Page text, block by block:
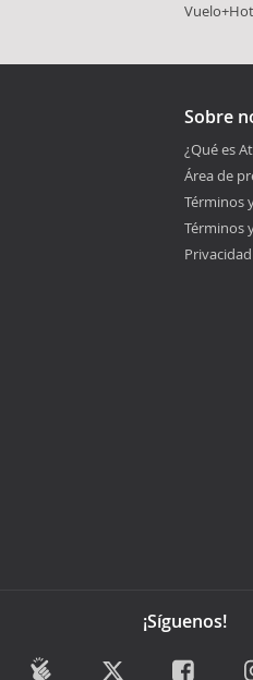
Sobre
¿Qué es
Área de
Términos
Términos
¡Síguenos!